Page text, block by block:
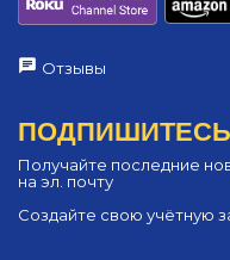
Отзывы
ПОДПИШИТЕСЬ
Получайте последние
на эл. почту
Создайте свою учётную